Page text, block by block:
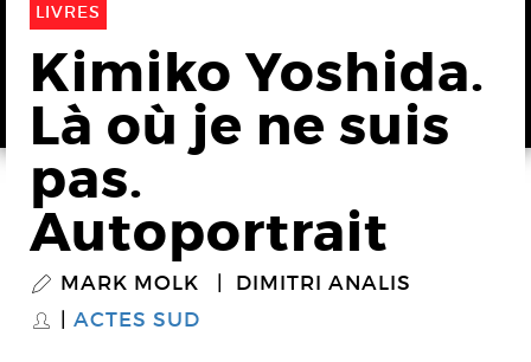
LIVRES
Kimiko Yoshida.
Là où je ne suis
pas.
Autoportrait
P MARK MOLK DIMITRI ANALIS
S ACTES SUD